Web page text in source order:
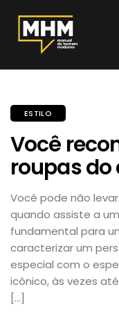
ESTILO
Você
roupas
Você pode não
quando assiste a
fundamental para
caracterizar um
especial com o
icônico, às vezes
[…]